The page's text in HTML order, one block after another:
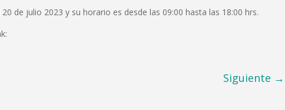
de julio 2023 y su horario es desde las 09:00 hasta las 18:00 hrs.
Siguiente →